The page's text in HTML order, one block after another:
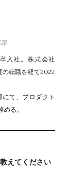
部
入社。株式会社
転職を経て2022
て、プロダクト
る。
えてください